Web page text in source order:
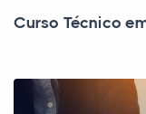
Curso Técnico